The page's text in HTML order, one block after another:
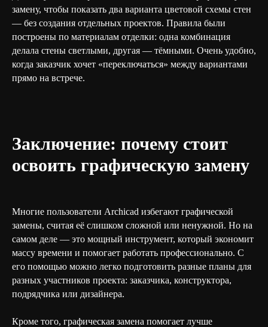
замену, чтобы показать два варианта цветовой схемы стен
— без создания отдельных проектов. Правила были
построены по материалам отделки: одна комбинация
делала стены светлыми, другая — тёмными. Очень удобно,
когда заказчик хочет «переключаться» между вариантами
прямо на встрече.
Заключение: почему стоит
освоить графическую замену
Многие пользователи Archicad избегают графической
замены, считая её слишком сложной или ненужной. Но на
самом деле — это мощный инструмент, который экономит
массу времени и помогает работать профессионально. С
его помощью можно легко подготовить разные планы для
разных участников проекта: заказчика, конструктора,
подрядчика или дизайнера.
Кроме того, графическая замена помогает лучше